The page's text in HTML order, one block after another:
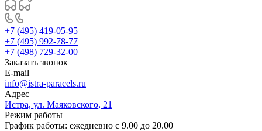
+7 (495) 419-05-95
+7 (495) 992-78-77
+7 (498) 729-32-00
Заказать звонок
E-mail
info@istra-paracels.ru
Адрес
Истра, ул. Маяковского, 21
Режим работы
График работы: ежедневно с 9.00 до 20.00